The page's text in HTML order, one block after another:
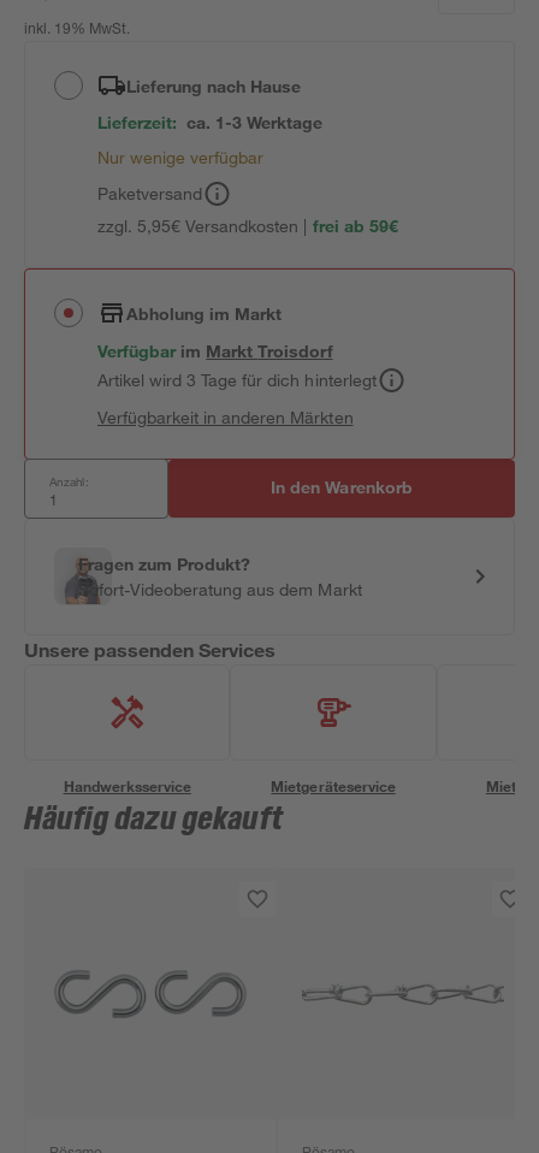
inkl. 19% MwSt.
Lieferung nach Hause
Lieferzeit: ca. 1-3 Werktage
Nur wenige verfügbar
Paketversand
zzgl. 5,95€ Versandkosten | frei ab 59€
Abholung im Markt
Verfügbar im MarktTroisdorf
Artikel wird 3 Tage für dich hinterlegt
Verfügbarkeit in anderen Märkten
Anzahl: In den Warenkorb
Fragen zum Produkt?
Sofort-Videoberatung aus dem Markt
Unsere passenden Services
Handwerksservice Mietgeräteservice
Häufig dazu gekauft